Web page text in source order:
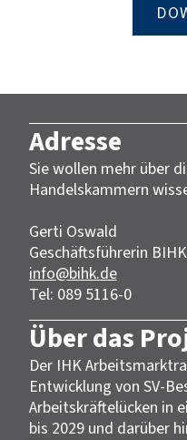
Adresse
Sie wollen mehr über
Handelskammern
Gerti Oswald
Geschäftsführerin BIHK
info@bihk.de
Tel: 089 5116-0
Über das
Der IHK
Entwicklung von SV-
Arbeitskräftelücken in
bis 2029 und darüber